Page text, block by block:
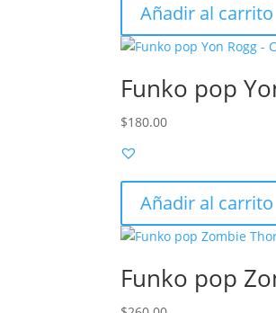
Añadir al carrito
Funko pop
$180.00
Añadir al carrito
Funko pop